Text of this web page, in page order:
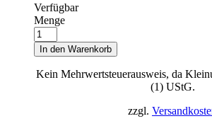
Verfügbar
Menge
In den Warenkorb
Kein Mehrwertsteuerausweis, da
(1) UStG.
zzgl.